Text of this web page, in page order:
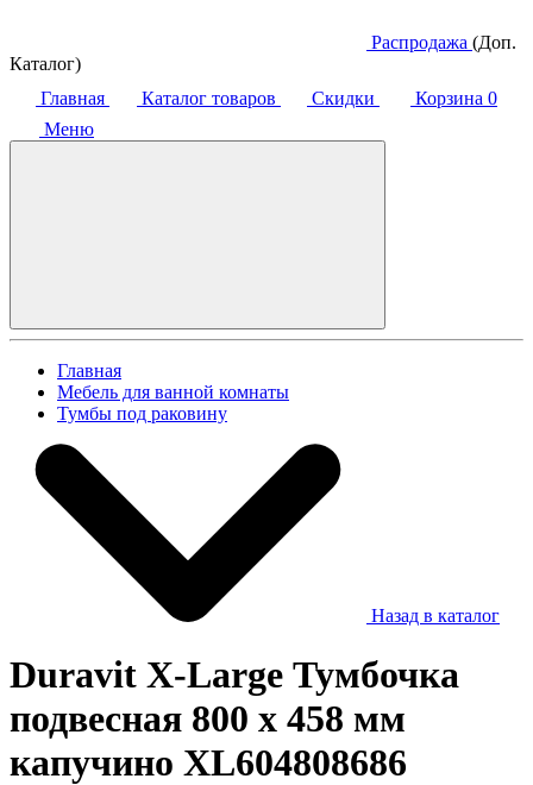
Распродажа (Доп.
Каталог)
Главная
Каталог товаров Скидки Корзина 0
Меню
Главная
Мебель для ванной комнаты
Тумбы под раковину
Назад в каталог
Duravit X-Large Тумбочка
подвесная 800 x 458 мм
капучино XL604808686